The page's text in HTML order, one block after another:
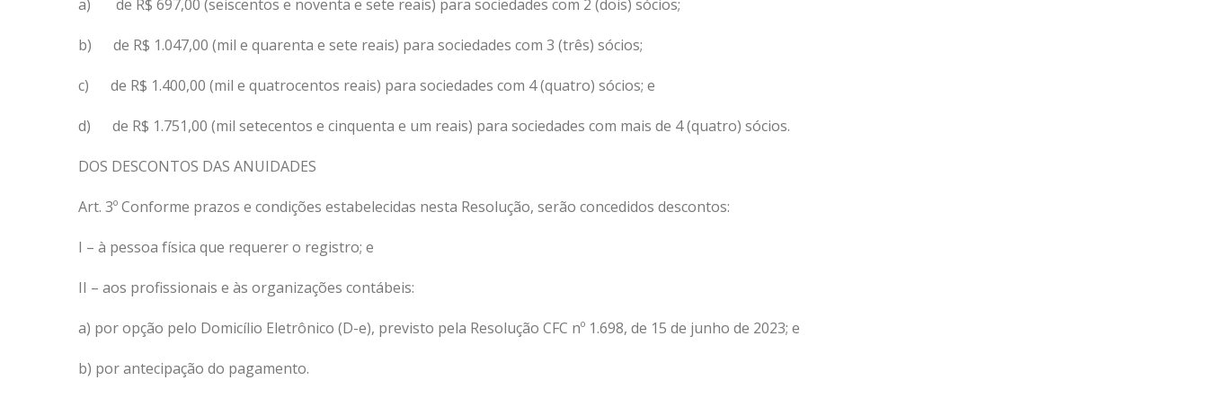
a) de R$ 697,00 (seiscentos e noventa e sete reais) para sociedades com 2 (dois) sócios;
b) de R$ 1.047,00 (mil e quarenta e sete reais) para sociedades com 3 (três) sócios;
c) de R$ 1.400,00 (mil e quatrocentos reais) para sociedades com 4 (quatro) sócios; e
d) de R$ 1.751,00 (mil setecentos e cinquenta e um reais) para sociedades com mais de 4 (quatro) sócios.
DOS DESCONTOS DAS ANUIDADES
Art. 3º Conforme prazos e condições estabelecidas nesta Resolução, serão concedidos descontos:
I – à pessoa física que requerer o registro; e
II – aos profissionais e às organizações contábeis:
a) por opção pelo Domicílio Eletrônico (D-e), previsto pela Resolução CFC nº 1.698, de 15 de junho de 2023; e
b) por antecipação do pagamento.